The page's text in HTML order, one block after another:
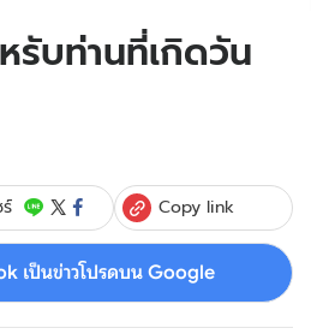
รับท่านที่เกิดวัน
Copy link
เป็นข่าวโปรดบน Google